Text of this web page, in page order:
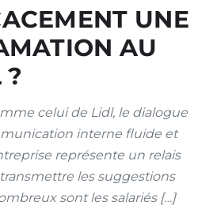
UNE
AU
?
celui de Lidl, le dialogue
interne fluide et
représente un relais
les suggestions
sont les salariés […]